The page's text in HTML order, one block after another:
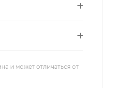
и может отличаться от